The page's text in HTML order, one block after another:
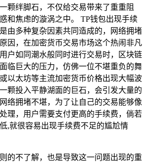
颗绊脚石，不仅给交易带来了重重阻
和焦虑的漩涡之中。 TP钱包出现手续
由多种复杂因素共同造成的，网络拥堵
因，在加密货币交易市场这个热闹非凡
户如同潮水般同时进行交易时，区块链
临巨大的压力，仿佛一位不堪重负的舞
以太坊等主流加密货币价格出现大幅波
颗投入平静湖面的巨石，会引发大量的
络拥堵不堪，为了让自己的交易能够像
理，用户需要支付更高的手续费，倘若
,就很容易出现手续费不足的尴尬情
的不了解，也是导致这一问题出现的重